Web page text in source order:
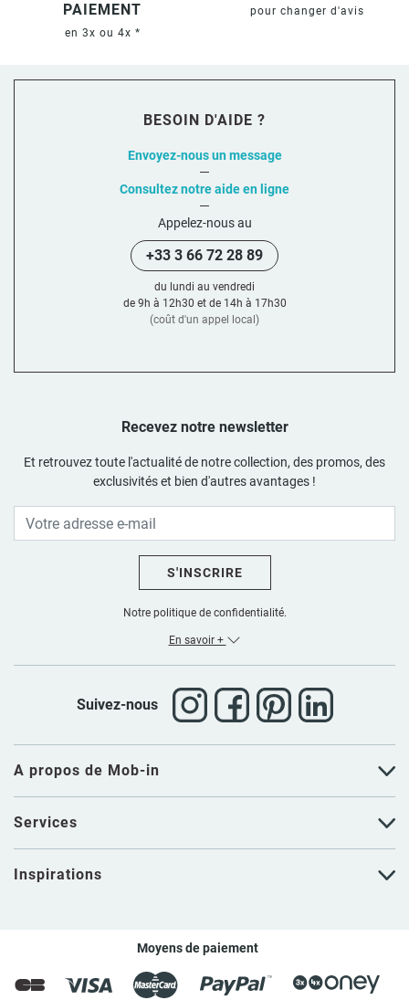
PAIEMENT
en 3x ou 4x *
pour changer d'avis
A propos de Mob-in
Services
Inspirations
Recevez notre newsletter
Et retrouvez toute l'actualité de notre collection, des promos, des
exclusivités et bien d'autres avantages !
S'INSCRIRE
Notre politique de confidentialité.
En savoir +
Suivez-nous
BESOIN D'AIDE ?
Envoyez-nous un message
Consultez notre aide en ligne
Appelez-nous au
+33 3 66 72 28 89
du lundi au vendredi
de 9h à 12h30 et de 14h à 17h30
(coût d'un appel local)
Moyens de paiement